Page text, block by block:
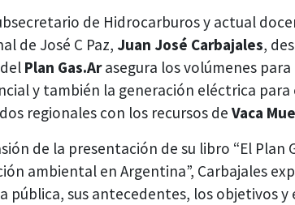
de Hidrocarburos y actual
de José C Paz, Juan José Carbajales,
Plan Gas.Arasegura los volúmenes
y también la generación eléctrica
regionales con los recursos de Vaca
de la presentación de su libro “El
ambiental en Argentina”, Carbajales
pública, sus antecedentes, los objetivos